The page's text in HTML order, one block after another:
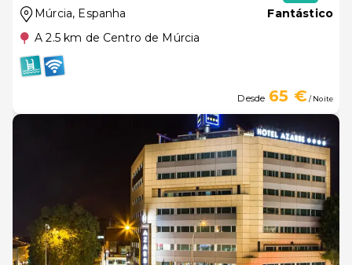
Múrcia, Espanha
A 2.5 km de Centro de Múrcia
Fantástico
Desde 65 €/ Noite